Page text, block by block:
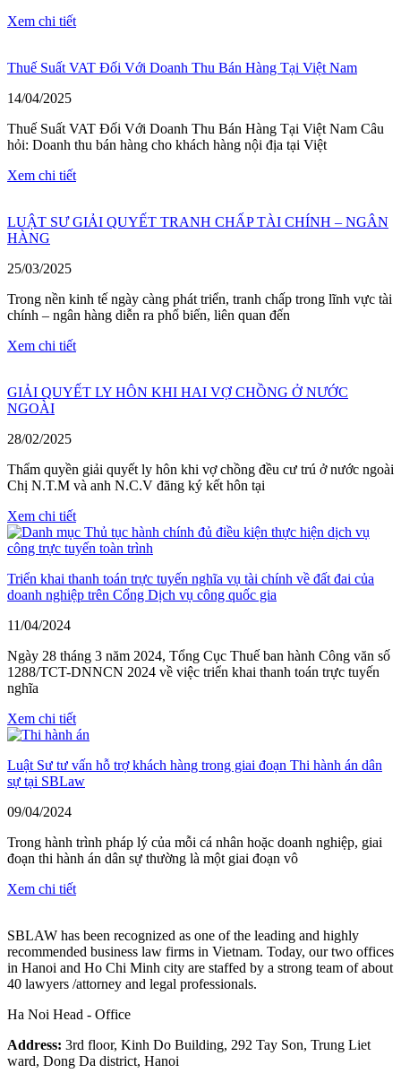
Xem chi tiết
Thuế Suất VAT Đối Với Doanh Thu Bán Hàng Tại Việt Nam
14/04/2025
Thuế Suất VAT Đối Với Doanh Thu Bán Hàng Tại Việt Nam Câu
hỏi: Doanh thu bán hàng cho khách hàng nội địa tại Việt
Xem chi tiết
LUẬT SƯ GIẢI QUYẾT TRANH CHẤP TÀI CHÍNH – NGÂN
HÀNG
25/03/2025
Trong nền kinh tế ngày càng phát triển, tranh chấp trong lĩnh vực tài
chính – ngân hàng diễn ra phổ biến, liên quan đến
Xem chi tiết
GIẢI QUYẾT LY HÔN KHI HAI VỢ CHỒNG Ở NƯỚC
NGOÀI
28/02/2025
Thẩm quyền giải quyết ly hôn khi vợ chồng đều cư trú ở nước ngoài
Chị N.T.M và anh N.C.V đăng ký kết hôn tại
Xem chi tiết
Triển khai thanh toán trực tuyến nghĩa vụ tài chính về đất đai của
doanh nghiệp trên Cổng Dịch vụ công quốc gia
11/04/2024
Ngày 28 tháng 3 năm 2024, Tổng Cục Thuế ban hành Công văn số
1288/TCT-DNNCN 2024 về việc triển khai thanh toán trực tuyến
nghĩa
Xem chi tiết
Luật Sư tư vấn hỗ trợ khách hàng trong giai đoạn Thi hành án dân
sự tại SBLaw
09/04/2024
Trong hành trình pháp lý của mỗi cá nhân hoặc doanh nghiệp, giai
đoạn thi hành án dân sự thường là một giai đoạn vô
Xem chi tiết
SBLAW has been recognized as one of the leading and highly
recommended business law firms in Vietnam. Today, our two offices
in Hanoi and Ho Chi Minh city are staffed by a strong team of about
40 lawyers /attorney and legal professionals.
Ha Noi Head - Office
Address: 3rd floor, Kinh Do Building, 292 Tay Son, Trung Liet
ward, Dong Da district, Hanoi